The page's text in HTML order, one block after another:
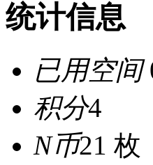
统计信息
已用空间
积分4
N币21 枚